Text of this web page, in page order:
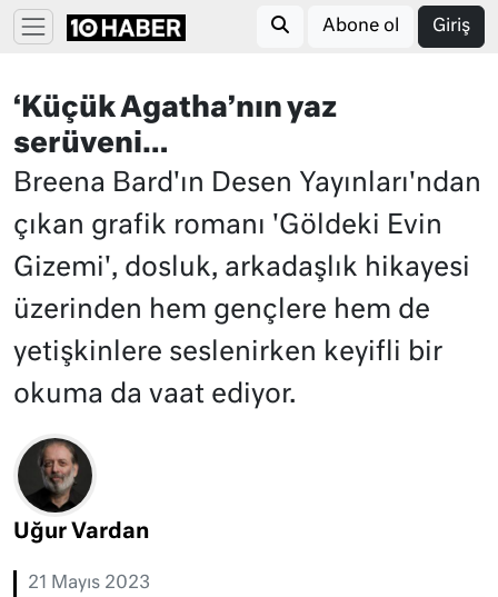
Abone ol Giriş
‘Küçük Agatha’nın yaz
serüveni…
Breena Bard'ın Desen Yayınları'ndan
çıkan grafik romanı 'Göldeki Evin
Gizemi', dosluk, arkadaşlık hikayesi
üzerinden hem gençlere hem de
yetişkinlere seslenirken keyifli bir
okuma da vaat ediyor.
Uğur Vardan
21 Mayıs 2023